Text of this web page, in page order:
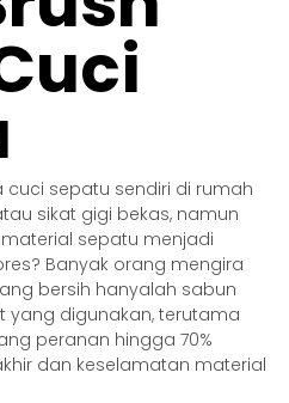
sepatu sendiri di rumah
sikat gigi bekas, namun
sepatu menjadi
Banyak orang mengira
bersih hanyalah sabun
yang digunakan, terutama
peranan hingga 70%
dan keselamatan material